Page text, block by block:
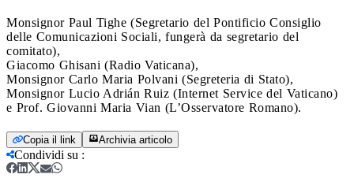
Monsignor Paul Tighe (Segretario del Pontificio Consiglio
delle Comunicazioni Sociali, fungerà da segretario del
comitato),
Giacomo Ghisani (Radio Vaticana),
Monsignor Carlo Maria Polvani (Segreteria di Stato),
Monsignor Lucio Adrián Ruiz (Internet Service del Vaticano)
e Prof. Giovanni Maria Vian (L’Osservatore Romano).
Copia il link Archivia articolo
Condividi su :